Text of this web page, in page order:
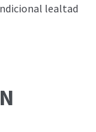
lealtad